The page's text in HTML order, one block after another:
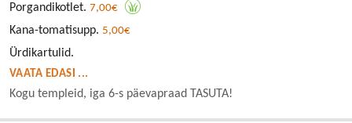
Porgandikotlet. 7,00€
Kana-tomatisupp. 5,00€
Ürdikartulid.
VAATA EDASI ...
Kogu templeid, iga 6-s päevapraad TASUTA!